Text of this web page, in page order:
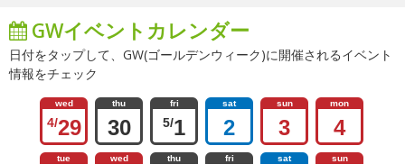
GWイベントカレンダー
日付をタップして、GW(ゴールデンウィーク)に開催されるイベント
情報をチェック
wed
4/29
thu
30
fri
5/1
sat
2
sun
3
mon
4
tue wed thu fri sat sun